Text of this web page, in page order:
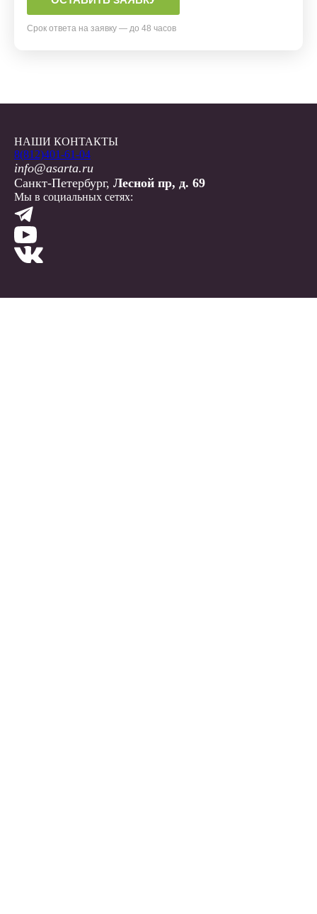
Срок ответа на заявку — до 48 часов
НАШИ КОНТАКТЫ
8(812)401-61-04
info@asarta.ru
Санкт-Петербург, Лесной пр, д. 69
Мы в социальных сетях: